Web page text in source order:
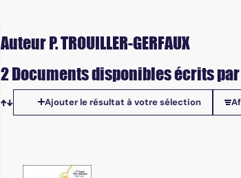
Auteur P. TROUILLER-GERFAUX
2 Documents disponibles écrits
Tris disponibles
Ajouter le résultat à votre sélection